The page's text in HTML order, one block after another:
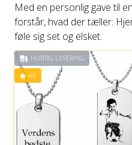
Med en personlig gave til
forstår, hvad der tæller:
føle sig set og elsket.
HURTIG LEVERING
4.8